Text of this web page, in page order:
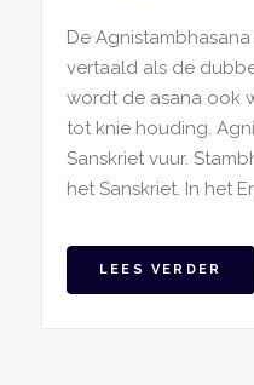
De
vertaald als de
wordt de asana ook
tot knie houding.
Sanskriet vuur.
het Sanskriet. In het
LEES VERDER